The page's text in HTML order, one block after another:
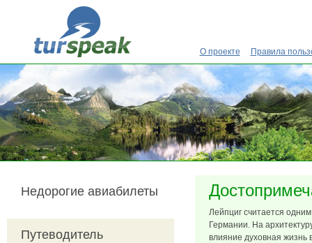
Перейти к основному содержанию
О проекте Правила
Лейпциг считается
Германии. На
влияние духовная жизнь
Недорогие авиабилеты
Путеводитель